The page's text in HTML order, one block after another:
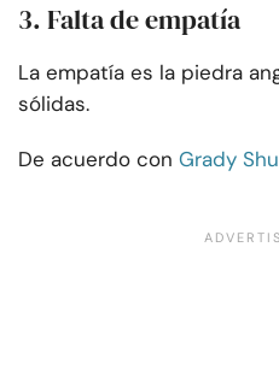
3. Falta de empatía
La empatía es la piedra
sólidas.
De acuerdo con Grady